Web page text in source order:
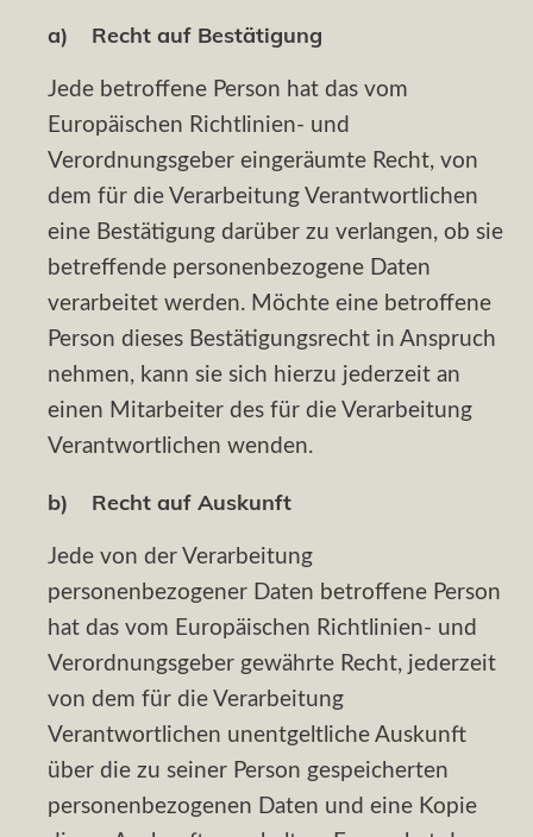
a) Recht auf Bestätigung
Jede betroffene Person hat das vom
Europäischen Richtlinien- und
Verordnungsgeber eingeräumte Recht, von
dem für die Verarbeitung Verantwortlichen
eine Bestätigung darüber zu verlangen, ob sie
betreffende personenbezogene Daten
verarbeitet werden. Möchte eine betroffene
Person dieses Bestätigungsrecht in Anspruch
nehmen, kann sie sich hierzu jederzeit an
einen Mitarbeiter des für die Verarbeitung
Verantwortlichen wenden.
b) Recht auf Auskunft
Jede von der Verarbeitung
personenbezogener Daten betroffene Person
hat das vom Europäischen Richtlinien- und
Verordnungsgeber gewährte Recht, jederzeit
von dem für die Verarbeitung
Verantwortlichen unentgeltliche Auskunft
über die zu seiner Person gespeicherten
personenbezogenen Daten und eine Kopie